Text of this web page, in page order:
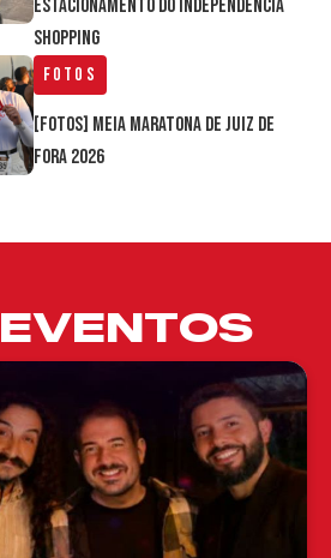
estacionamento do Independência
Shopping
Fotos
[FOTOS] Meia Maratona de Juiz de
Fora 2026
EVENTOS